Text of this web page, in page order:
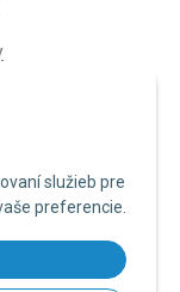
služieb pre
preferencie.
od zmluvy